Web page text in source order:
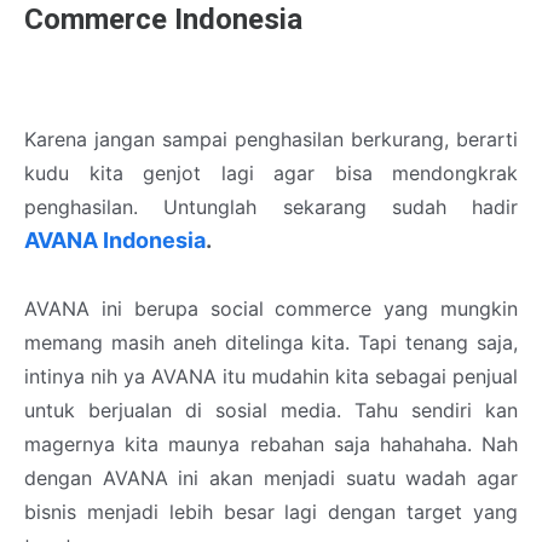
Commerce Indonesia
Karena jangan sampai penghasilan berkurang, berarti
kudu kita genjot lagi agar bisa mendongkrak
penghasilan. Untunglah sekarang sudah hadir
AVANA Indonesia.
AVANA ini berupa social commerce yang mungkin
memang masih aneh ditelinga kita. Tapi tenang saja,
intinya nih ya AVANA itu mudahin kita sebagai penjual
untuk berjualan di sosial media. Tahu sendiri kan
magernya kita maunya rebahan saja hahahaha. Nah
dengan AVANA ini akan menjadi suatu wadah agar
bisnis menjadi lebih besar lagi dengan target yang